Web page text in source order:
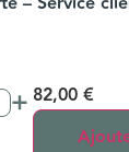
+ 82,00 €